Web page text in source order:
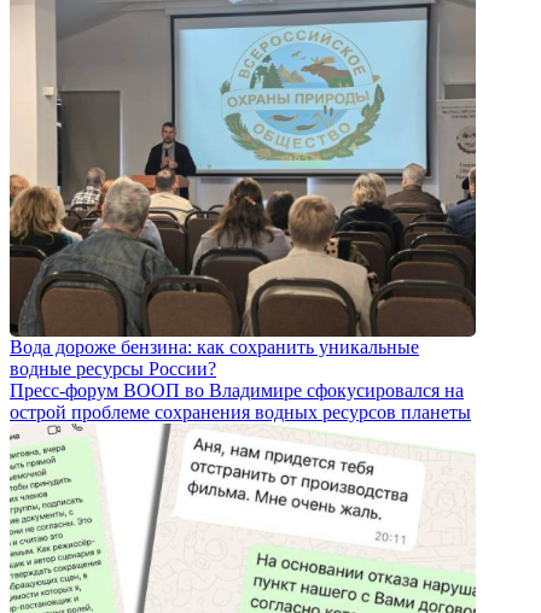
Вода дороже бензина: как сохранить уникальные
водные ресурсы России?
Пресс-форум ВООП во Владимире сфокусировался на
острой проблеме сохранения водных ресурсов планеты